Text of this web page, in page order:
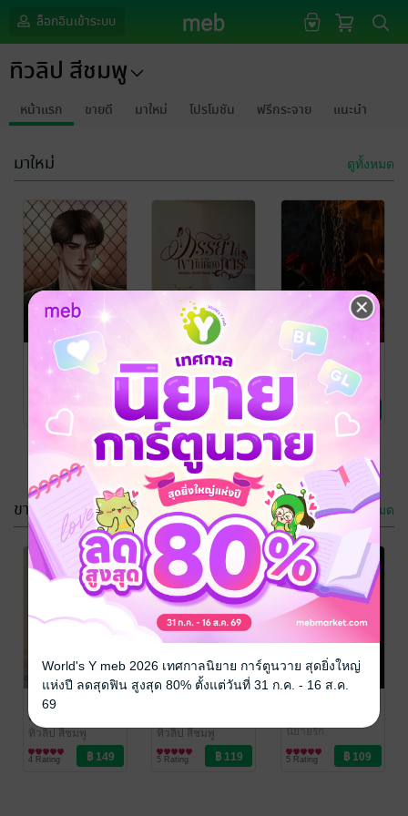
ล็อกอินเข้าระบบ
ทิวลิป สีชมพู
หน้าแรก ขายดี มาใหม่ โปรโมชัน ฟรีกระจาย แนะนำ
มาใหม่ ดูทั้งหมด
คุณอาหวงรัก
เด็กในปกครอง
ชา กุหลาบ
นิยายโรมานซ์
3 Rating
ภรรยาที่เขาไม่
ต้องการ
ทิวลิป สีชมพู
นิยายรัก
4 Rating
ของหวงของเฮีย
ทิวลิป สีชมพู
นิยายรัก
3 Rating
บ่วงแค้นภรรยา
ทิวลิป สีชมพู
2 Rating
พันธะรักที่ไม่ถูก
เลือก
ทิวลิป สีชมพู
4 Rating
ขายดี ดูทั้งหมด
ภรรยาที่เขาไม่
ต้องการ
ทิวลิป สีชมพู
นิยายรัก
4 Rating
ทิวลิป สีชมพู
นิยายรัก
5 Rating
นิยายรัก
5 Rating
World's Y meb 2026 เทศกาลนิยาย การ์ตูนวาย สุดยิ่งใหญ่
แห่งปี ลดสุดฟิน สูงสุด 80% ตั้งแต่วันที่ 31 ก.ค. - 16 ส.ค.
69